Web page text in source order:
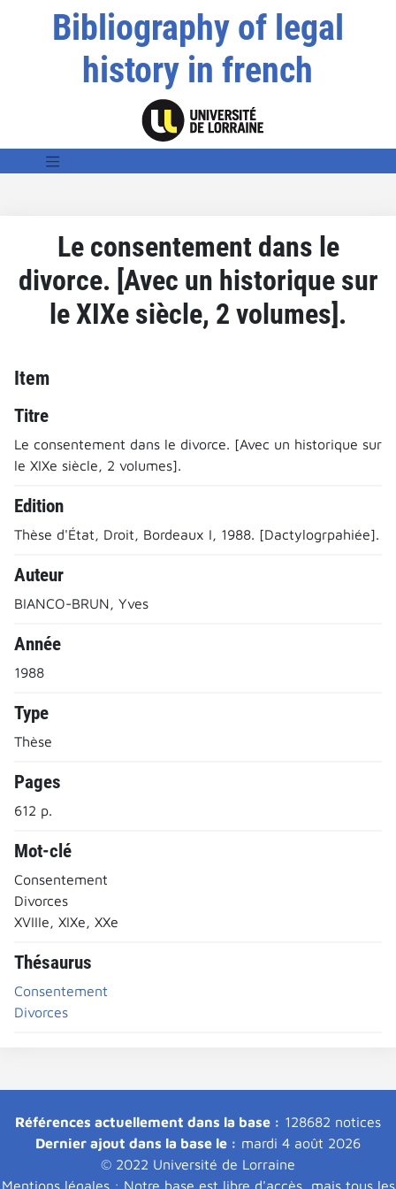
Bibliography of legal
history in french
Le consentement dans le
divorce. [Avec un historique sur
le XIXe siècle, 2 volumes].
Item
Titre
Le consentement dans le divorce. [Avec un historique sur
le XIXe siècle, 2 volumes].
Edition
Thèse d'État, Droit, Bordeaux I, 1988. [Dactylogrpahiée].
Auteur
BIANCO-BRUN, Yves
Année
1988
Type
Thèse
Pages
612 p.
Mot-clé
Consentement
Divorces
XVIIIe, XIXe, XXe
Thésaurus
Consentement
Divorces
Références actuellement dans la base : 128682 notices
Dernier ajout dans la base le : mardi 4 août 2026
© 2022 Université de Lorraine
Mentions légales : Notre base est libre d'accès, mais tous les